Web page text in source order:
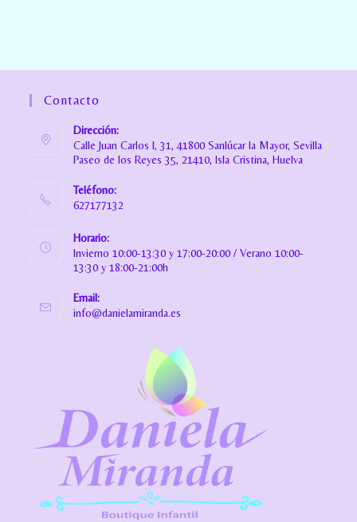
Contacto
Dirección:
Calle Juan Carlos I, 31, 41800 Sanlúcar la Mayor, Sevilla
Paseo de los Reyes 35, 21410, Isla Cristina, Huelva
Teléfono:
627177132
Horario:
Invierno 10:00-13:30 y 17:00-20:00 / Verano 10:00-
13:30 y 18:00-21:00h
Email:
info@danielamiranda.es